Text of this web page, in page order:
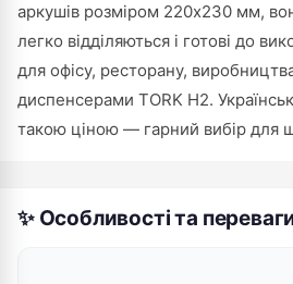
аркушів розміром 220х230 мм,
легко відділяються і готові до
для офісу, ресторану,
диспенсерами TORK H2.
такою ціною — гарний вибір для
✨ Особливості та